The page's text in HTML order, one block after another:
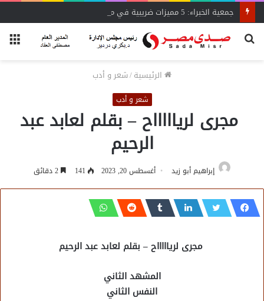
جمعية الخبراء: 5 مميزات ضريبية في مبادرة «مزرعتك في مصر»
بحث
الرئيسية/شعر و أدب
شعر و أدب
مجرى لرياااااح – بقلم لعابد عبد
الرحيم
إبراهيم أبو زيد أغسطس 20, 2023 141
مجرى لرياااااح – بقلم لعابد عبد الرحيم
المشهد الثاني
النفس الثاني